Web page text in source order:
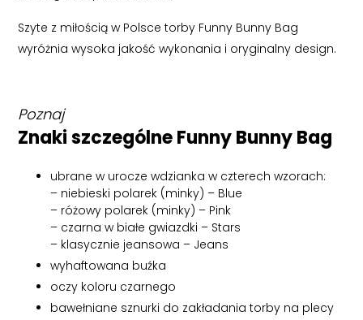
Szyte z miłością w Polsce torby Funny Bunny Bag
wyróżnia wysoka jakość wykonania i oryginalny design.
Poznaj
Znaki szczególne Funny Bunny Bag
ubrane w urocze wdzianka w czterech wzorach:
– niebieski polarek (minky) – Blue
– różowy polarek (minky) – Pink
– czarna w białe gwiazdki – Stars
– klasycznie jeansowa – Jeans
wyhaftowana buźka
oczy koloru czarnego
bawełniane sznurki do zakładania torby na plecy